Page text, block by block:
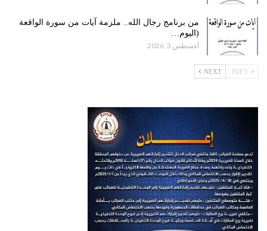
من برنامج رجال الله.. ملزمة آيات من سورة الواقعة
(اليوم…
أغسطس 3, 2026
NEXT